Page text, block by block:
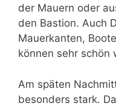
der Mauern oder
den Bastion. Auch
Mauerkanten,
können sehr schön
Am späten
besonders stark.